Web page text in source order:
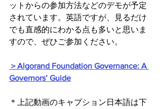
ットからの参加方法などのデモが予定
されています。英語ですが、見るだけ
でも直感的にわかる点も多いと思いま
すので、ぜひご参加ください。
＞Algorand Foundation Governance: A
Governors’ Guide
＊上記動画のキャプション日本語は下